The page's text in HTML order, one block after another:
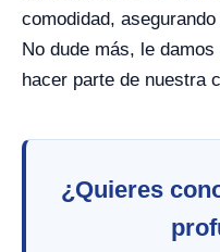
comodidad,
No dude más, le
hacer parte de nuestra
¿Quieres